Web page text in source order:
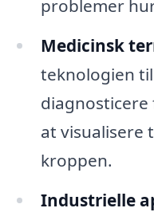
problemer
Medicinsk
teknologien
diagnosticere
at visualisere
kroppen.
Industrielle